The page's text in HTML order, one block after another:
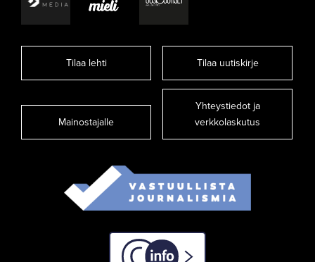
Tilaa lehti Tilaa uutiskirje
Mainostajalle
Yhteystiedot ja
verkkolaskutus